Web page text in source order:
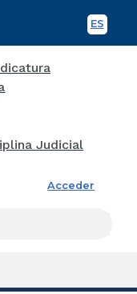
ES
Acceder